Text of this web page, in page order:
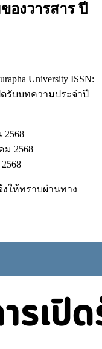
องวารสาร ปี
University ISSN:
ดรับบทความประจำปี
2568
ม 2568
ให้ทราบผ่านทาง